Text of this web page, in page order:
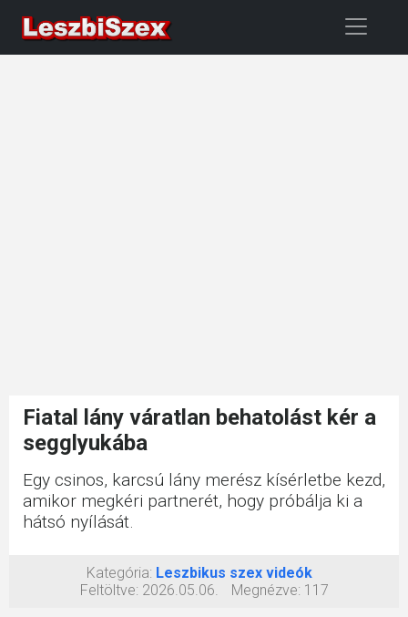
Fiatal lány váratlan behatolást kér a
segglyukába
Egy csinos, karcsú lány merész kísérletbe kezd,
amikor megkéri partnerét, hogy próbálja ki a
hátsó nyílását.
Kategória: Leszbikus szex videók
Feltöltve: 2026.05.06. Megnézve: 117